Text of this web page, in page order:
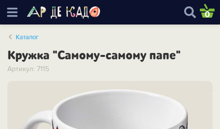
0
Каталог
Кружка "Самому-самому папе"
Артикул: 7115